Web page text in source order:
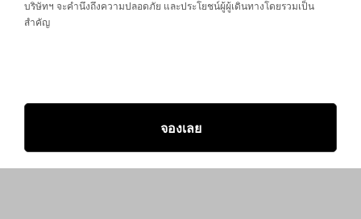
บริษัทฯ จะคำนึงถึงความปลอดภัย และประโยชน์ผู้ผู้เดินทางโดยรวมเป็น
สำคัญ
จองเลย